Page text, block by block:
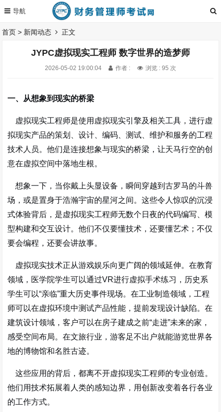
首页 > 新闻动态 正文
JYPC虚拟现实工程师 数字世界的造梦师
2026-05-02 19:00:04 作者 : 浏览 : 95 次
一、从想象到现实的桥梁
虚拟现实工程师是使用虚拟现实引擎及相关工具，进行虚
拟现实产品的策划、设计、编码、测试、维护和服务的工程
技术人员。他们是连接想象与现实的桥梁，让天马行空的创
意在虚拟空间中落地生根。
想象一下，当你戴上头显设备，瞬间穿越到古罗马的斗兽
场，或是置身于浩瀚宇宙的星河之间。这些令人惊叹的沉浸
式体验背后，是虚拟现实工程师无数个日夜的代码编写、模
型构建和交互设计。他们不仅要懂技术，还要懂艺术；不仅
要会编程，还要会讲故事。
虚拟现实技术正从游戏娱乐向更广阔的领域延伸。在教育
领域，医学院学生可以通过VR进行虚拟手术练习，历史系
学生可以“亲临”重大历史事件现场。在工业制造领域，工程
师可以在虚拟环境中测试产品性能，提前发现设计缺陷。在
建筑设计领域，客户可以在房子建成之前“走进”未来的家，
感受空间布局。在文旅行业，游客足不出户就能游览世界各
地的博物馆和名胜古迹。
这些应用的背后，都离不开虚拟现实工程师的专业创造。
他们用技术拓展着人类的感知边界，用创新改变着各行各业
的工作方式。